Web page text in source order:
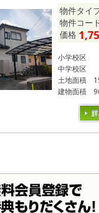
物件タイ
物件コー
価格
小学校区
中学校区
土地面積
建物面積